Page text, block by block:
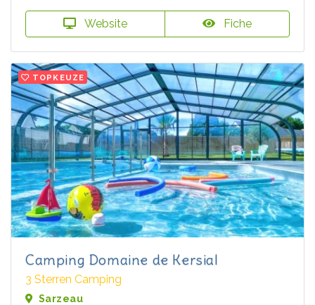
Website Fiche
TOPKEUZE
Camping Domaine de Kersial
3 Sterren Camping
Sarzeau